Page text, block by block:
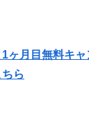
1ヶ月目無料キ
ら